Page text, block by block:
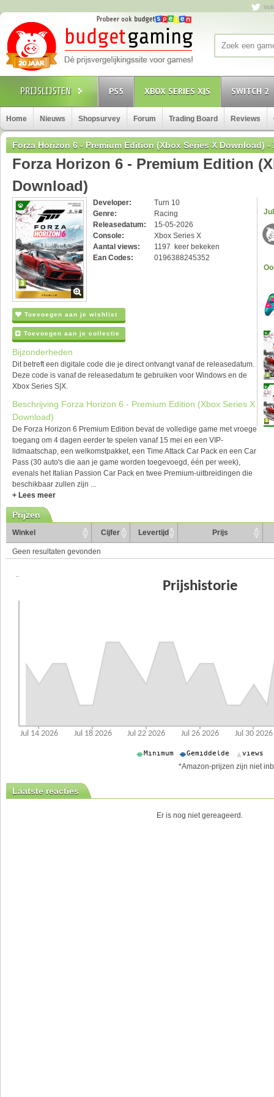
PS5 XBOX SERIES X|S SWITCH 2
Home Nieuws Shopsurvey Forum Trading Board Reviews
Forza Horizon 6 - Premium Edition (Xbox Series X Download) -
Forza Horizon 6 - Premium Edition
Download)
Developer:
Turn 10
Genre:
Racing
Releasedatum:
15-05-2026
Console:
Xbox Series X
Aantal views:
1197 keer bekeken
Ean Codes:
0196388245352
Toevoegen aan je wishlist
Toevoegen aan je collectie
Bijzonderheden
Dit betreft een digitale code die je direct ontvangt vanaf de releasedatum.
Deze code is vanaf de releasedatum te gebruiken voor Windows en de
Xbox Series S|X.
Beschrijving Forza Horizon 6 - Premium Edition (Xbox Series X
Download)
De Forza Horizon 6 Premium Edition bevat de volledige game met vroege
toegang om 4 dagen eerder te spelen vanaf 15 mei en een VIP-
lidmaatschap, een welkomstpakket, een Time Attack Car Pack en een Car
Pass (30 auto's die aan je game worden toegevoegd, één per week),
evenals het Italian Passion Car Pack en twee Premium-uitbreidingen die
beschikbaar zullen zijn ...
+ Lees meer
Prijzen
Winkel Cijfer Levertijd Prijs
Geen resultaten gevonden
*Amazon-prijzen zijn niet
Laatste reacties
Er is nog niet gereageerd.